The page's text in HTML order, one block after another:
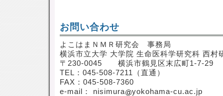
お問い合わせ
よこはまＮＭＲ研究会 事務局
横浜市立大学 大学院 生命医科学研究科 西村
〒230-0045 横浜市鶴見区末広町1-7-29
TEL：045-508-7211（直通）
FAX：045-508-7360
e-mail： nisimura
yokohama-cu.ac.jp